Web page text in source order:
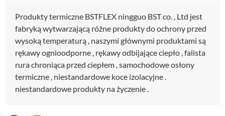
Produkty termiczne BSTFLEX ningguo BST co. , Ltd jest
fabryką wytwarzającą różne produkty do ochrony przed
wysoką temperaturą , naszymi głównymi produktami są
rękawy ognioodporne , rękawy odbijające ciepło , falista
rura chroniąca przed ciepłem , samochodowe osłony
termiczne , niestandardowe koce izolacyjne .
niestandardowe produkty na życzenie .